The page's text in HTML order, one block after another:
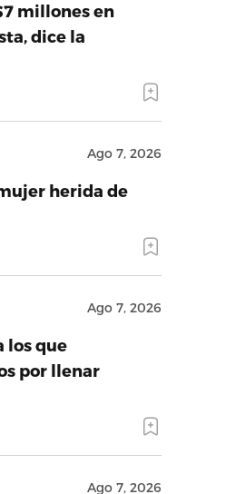
millones en
dice la
Ago 7, 2026
herida de
Ago 7, 2026
los que
por llenar
Ago 7, 2026